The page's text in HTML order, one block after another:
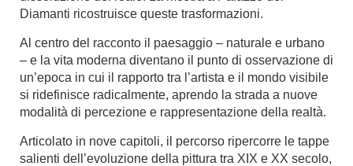
Diamanti ricostruisce queste trasformazioni.
Al centro del racconto il paesaggio – naturale e urbano
– e la vita moderna diventano il punto di osservazione di
un’epoca in cui il rapporto tra l’artista e il mondo visibile
si ridefinisce radicalmente, aprendo la strada a nuove
modalità di percezione e rappresentazione della realtà.
Articolato in nove capitoli, il percorso ripercorre le tappe
salienti dell’evoluzione della pittura tra XIX e XX secolo,